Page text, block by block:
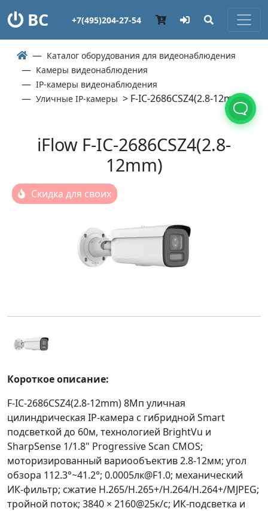
ВС +7(495)204-27-54
Каталог оборудования для видеонаблюдения
Камеры видеонаблюдения
IP-камеры видеонаблюдения
Уличные IP-камеры > F-IC-2686CSZ4(2.8-12mm)
iFlow F-IC-2686CSZ4(2.8-
12mm)
Скидка для своих
Короткое описание:
F-IC-2686CSZ4(2.8-12mm) 8Мп уличная
цилиндрическая IP-камера c гибридной Smart
подсветкой до 60м, технологией BrightVu и
SharpSense 1/1.8" Progressive Scan CMOS;
моторизированный вариообъектив 2.8-12мм; угол
обзора 112.3°~41.2°; 0.0005лк@F1.0; механический
ИК-фильтр; сжатие H.265/H.265+/H.264/H.264+/MJPEG;
тройной поток; 3840 × 2160@25к/с; ИК-подсветка и